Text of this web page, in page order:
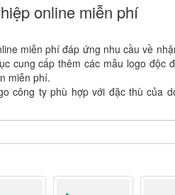
online miễn phí
miễn phí đáp ứng nhu cầu về
cung cấp thêm các mẫu logo độc
miễn phí.
công ty phù hợp với đặc thù của